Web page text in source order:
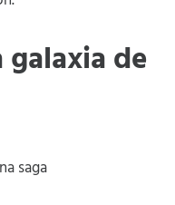
de
saga